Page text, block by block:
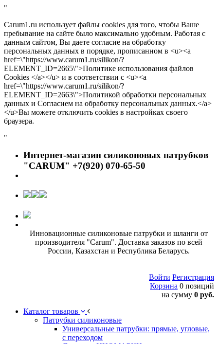
"
Carum1.ru использует файлы cookies для того, чтобы Ваше
пребывание на сайте было максимально удобным. Работая с
данным сайтом, Вы даете согласие на обработку
персональных данных в порядке, прописанном в <u><a
href=\"https://www.carum1.ru/silikon/?
ELEMENT_ID=2665\">Политике использования файлов
Cookies </a></u> и в соответствии с <u><a
href=\"https://www.carum1.ru/silikon/?
ELEMENT_ID=2663\">Политикой обработки персональных
данных и Согласием на обработку персональных данных.</a>
</u>Вы можете отключить cookies в настройках своего
браузера.
"
Интернет-магазин силиконовых патрубков
"CARUM" +7(920) 070-65-50
Инновационные силиконовые патрубки и шланги от
производителя "Carum". Доставка заказов по всей
России, Казахстан и Республика Беларусь.
Войти Регистрация
Корзина 0 позиций
на сумму 0 руб.
Каталог товаров
Патрубки силиконовые
Универсальные патрубки: прямые, угловые,
с переходом